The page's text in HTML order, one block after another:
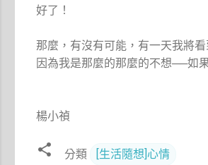
好了！
那麼，有沒有可能，有一天我將
因為我是那麼的那麼的不想──如
楊小禎
分類 [生活隨想]心情